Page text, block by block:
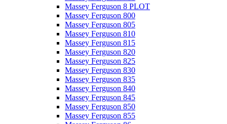
Massey Ferguson 8 PLOT
Massey Ferguson 800
Massey Ferguson 805
Massey Ferguson 810
Massey Ferguson 815
Massey Ferguson 820
Massey Ferguson 825
Massey Ferguson 830
Massey Ferguson 835
Massey Ferguson 840
Massey Ferguson 845
Massey Ferguson 850
Massey Ferguson 855